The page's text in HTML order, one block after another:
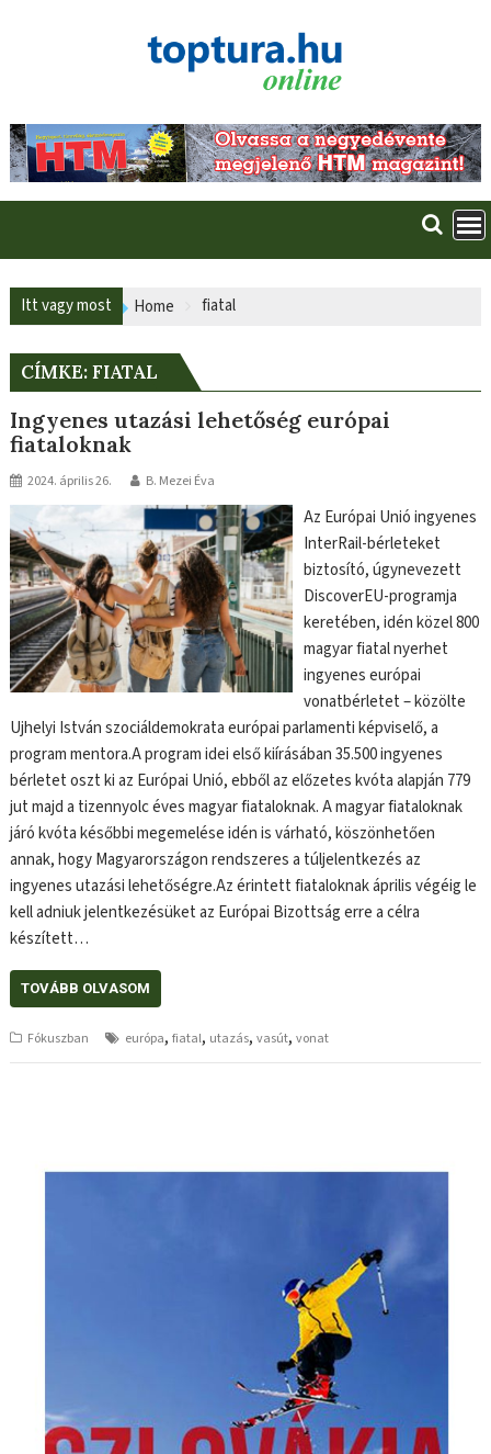
Itt vagy most Home fiatal
CÍMKE:FIATAL
Ingyenes utazási lehetőség európai
fiataloknak
2024. április 26. B. Mezei Éva
Az Európai Unió ingyenes
InterRail-bérleteket
biztosító, úgynevezett
DiscoverEU-programja
keretében, idén közel 800
magyar fiatal nyerhet
ingyenes európai
vonatbérletet – közölte
Ujhelyi István szociáldemokrata európai parlamenti képviselő, a
program mentora.A program idei első kiírásában 35.500 ingyenes
bérletet oszt ki az Európai Unió, ebből az előzetes kvóta alapján 779
jut majd a tizennyolc éves magyar fiataloknak. A magyar fiataloknak
járó kvóta későbbi megemelése idén is várható, köszönhetően
annak, hogy Magyarországon rendszeres a túljelentkezés az
ingyenes utazási lehetőségre.Az érintett fiataloknak április végéig le
kell adniuk jelentkezésüket az Európai Bizottság erre a célra
készített…
TOVÁBB OLVASOM
Fókuszban európa,fiatal, utazás,vasút,vonat